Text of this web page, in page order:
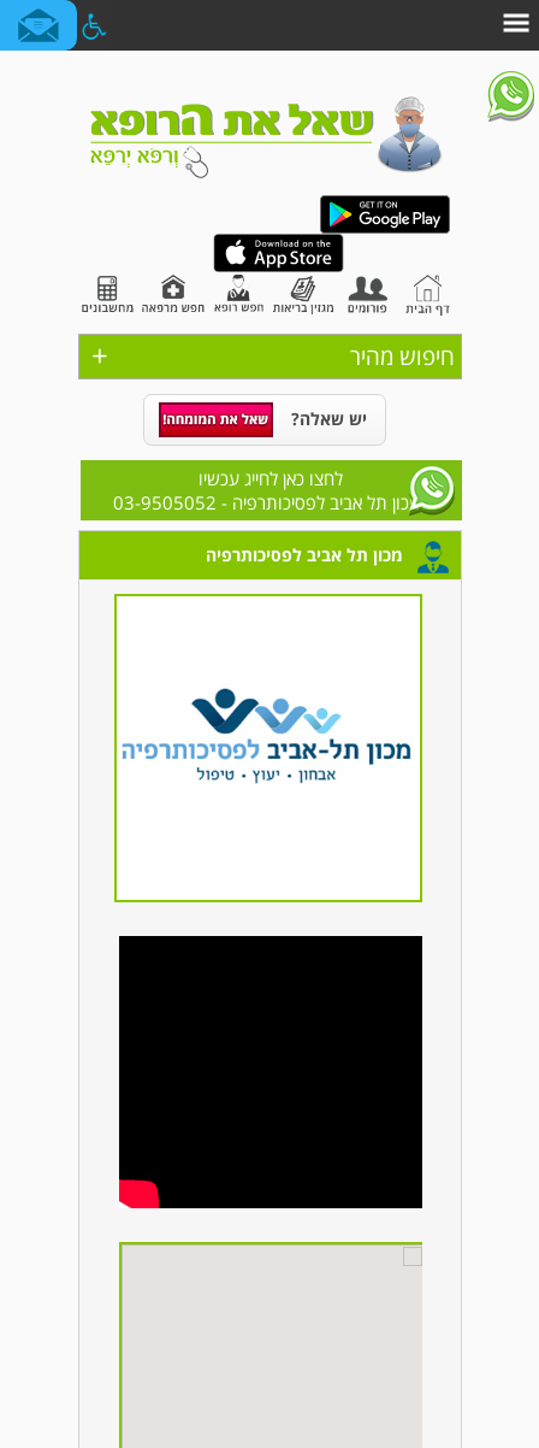
+ חיפוש מהיר
יש שאלה?
לחצו כאן לחייג עכשיו
למכון תל אביב לפסיכותרפיה - 03-9505052
מכון תל אביב לפסיכותרפיה